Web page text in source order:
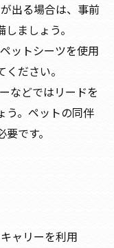
出る場合は、事前
ましょう。
ットシーツを使用
ださい。
などではリードを
う。ペットの同伴
です。
ャリーを利用